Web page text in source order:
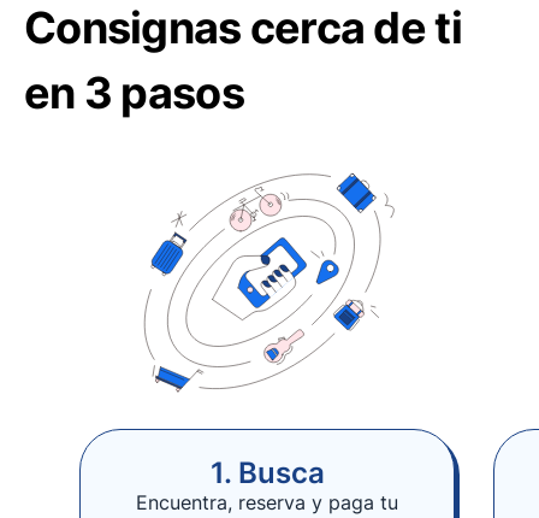
Consignas cerca de ti
en 3 pasos
1. Busca
Encuentra, reserva y paga tu